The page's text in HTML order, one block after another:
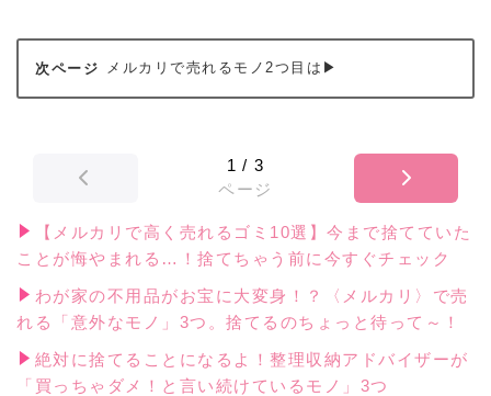
メルカリで売れるモノ2つ目は▶
1 / 3
ページ
【メルカリで高く売れるゴミ10選】今まで捨てていた
ことが悔やまれる…！捨てちゃう前に今すぐチェック
わが家の不用品がお宝に大変身！？〈メルカリ〉で売
れる「意外なモノ」3つ。捨てるのちょっと待って～！
絶対に捨てることになるよ！整理収納アドバイザーが
「買っちゃダメ！と言い続けているモノ」3つ